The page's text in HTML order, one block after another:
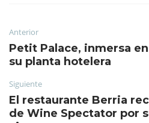
Anterior
Petit Palace, inmersa
su planta hotelera
Siguiente
El restaurante Berria
de Wine Spectator por